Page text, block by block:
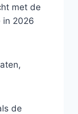
met de
in 2026
de